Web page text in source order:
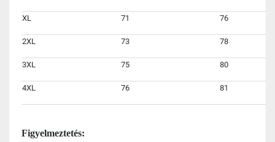
XL 71 76
2XL 73 78
3XL 75 80
4XL 76 81
Figyelmeztetés: